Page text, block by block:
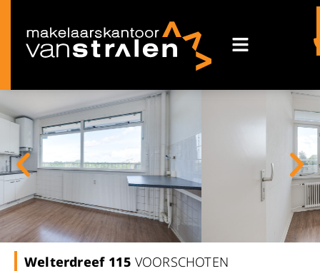
Welterdreef 115 VOORSCHOTEN